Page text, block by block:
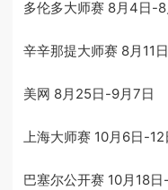
多伦多大师赛 8月4日-8
辛辛那提大师赛 8月11
美网 8月25日-9月7日
上海大师赛 10月6日-12
巴塞尔公开赛 10月18日